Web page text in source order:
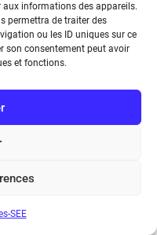
aux informations des appareils.
permettra de traiter des
ou les ID uniques sur ce
son consentement peut avoir
et fonctions.
SEE